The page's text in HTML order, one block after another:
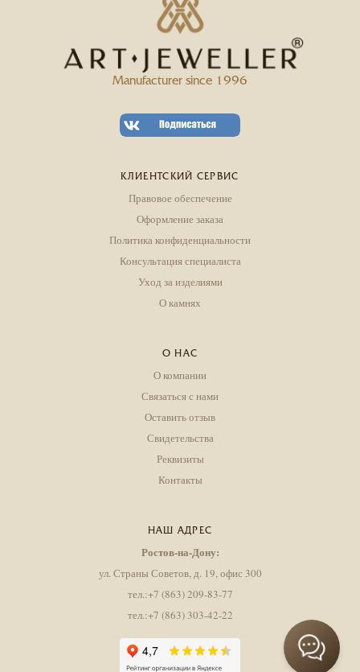
Manufacturer since 1996
КЛИЕНТСКИЙ СЕРВИС
Правовое обеспечение
Оформление заказа
Политика конфиденциальности
Консультация специалиста
Уход за изделиями
О камнях
О НАС
О компании
Связаться с нами
Оставить отзыв
Свидетельства
Реквизиты
Контакты
НАШ АДРЕС
Ростов-на-Дону:
ул. Страны Советов, д. 19, офис 300
тел.:+7 (863) 209-83-77
тел.:+7 (863) 303-42-22